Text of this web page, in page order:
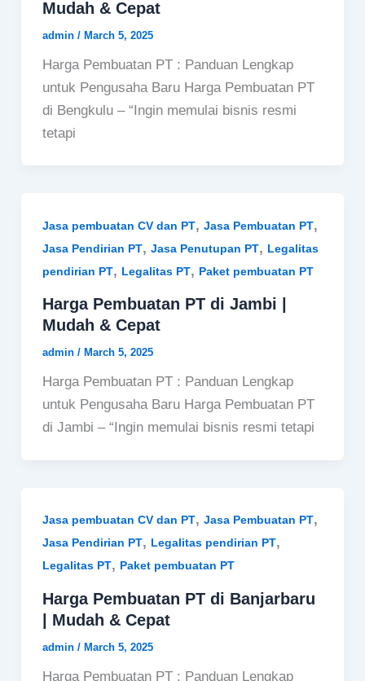
Mudah & Cepat
admin / March 5, 2025
Harga Pembuatan PT : Panduan Lengkap
untuk Pengusaha Baru Harga Pembuatan PT
di Bengkulu – “Ingin memulai bisnis resmi
tetapi
Jasa pembuatan CV dan PT, Jasa Pembuatan PT,
Jasa Pendirian PT, Jasa Penutupan PT, Legalitas
pendirian PT, Legalitas PT, Paket pembuatan PT
Harga Pembuatan PT di Jambi |
Mudah & Cepat
admin / March 5, 2025
Harga Pembuatan PT : Panduan Lengkap
untuk Pengusaha Baru Harga Pembuatan PT
di Jambi – “Ingin memulai bisnis resmi tetapi
Jasa pembuatan CV dan PT, Jasa Pembuatan PT,
Jasa Pendirian PT, Legalitas pendirian PT,
Legalitas PT, Paket pembuatan PT
Harga Pembuatan PT di Banjarbaru
| Mudah & Cepat
admin / March 5, 2025
Harga Pembuatan PT : Panduan Lengkap